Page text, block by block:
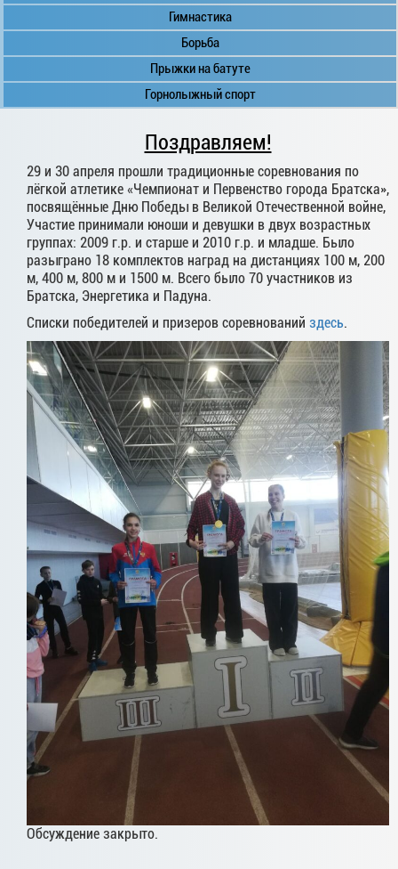
Гимнастика
Борьба
Прыжки на батуте
Горнолыжный спорт
Поздравляем!
29 и 30 апреля прошли традиционные соревнования по
лёгкой атлетике «Чемпионат и Первенство города Братска»,
посвящённые Дню Победы в Великой Отечественной войне,
Участие принимали юноши и девушки в двух возрастных
группах: 2009 г.р. и старше и 2010 г.р. и младше. Было
разыграно 18 комплектов наград на дистанциях 100 м, 200
м, 400 м, 800 м и 1500 м. Всего было 70 участников из
Братска, Энергетика и Падуна.
Списки победителей и призеров соревнований здесь.
Обсуждение закрыто.